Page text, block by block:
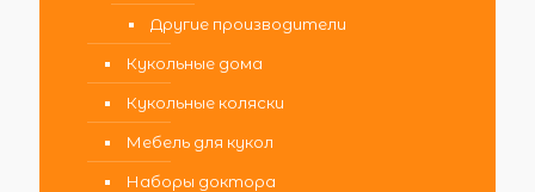
Другие производители
Кукольные дома
Кукольные коляски
Мебель для кукол
Наборы доктора